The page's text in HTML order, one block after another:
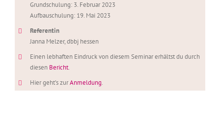
Grundschulung: 3. Februar 2023
Aufbauschulung: 19. Mai 2023
Referentin
Janna Melzer, dbbj hessen
Einen lebhaften Eindruck von diesem Seminar erhältst du durch
diesen Bericht.
Hier geht’s zurAnmeldung.